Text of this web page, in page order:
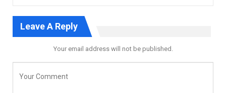
Leave A Reply
Your email address will not be published.